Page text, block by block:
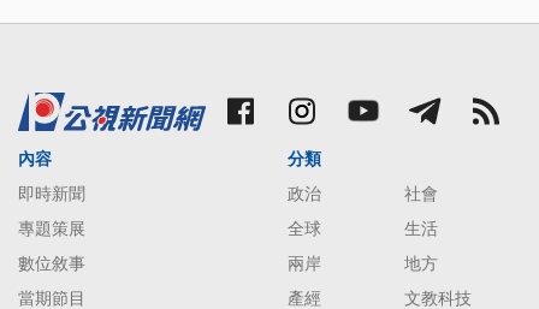
內容
即時新聞
專題策展
數位敘事
當期節目
分類
政治
社會
全球
生活
兩岸
地方
產經
文教科技